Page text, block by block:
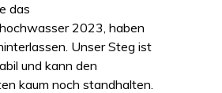
das
2023, haben
Unser Steg ist
und kann den
kaum noch standhalten.